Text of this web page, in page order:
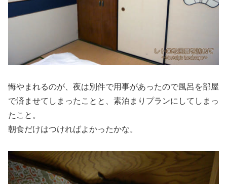
悔やまれるのが、夜は別件で用事があったので風呂を部屋
で済ませてしまったことと、素泊まりプランにしてしまっ
たこと。
朝食だけはつければよかったかな。